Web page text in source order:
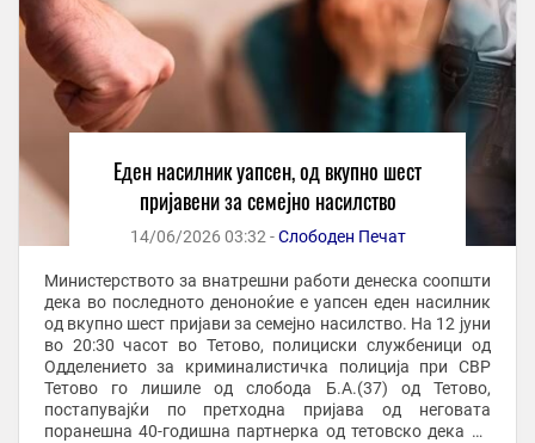
Еден насилник уапсен, од вкупно шест
пријавени за семејно насилство
14/06/2026 03:32 -Слободен Печат
Министерството за внатрешни работи денеска соопшти
дека во последното деноноќие е уапсен еден насилник
од вкупно шест пријави за семејно насилство. На 12 јуни
во 20:30 часот во Тетово, полициски службеници од
Одделението за криминалистичка полиција при СВР
Тетово го лишиле од слобода Б.А.(37) од Тетово,
постапувајќи по претходна пријава од неговата
поранешна 40-годишна партнерка од тетовско дека од